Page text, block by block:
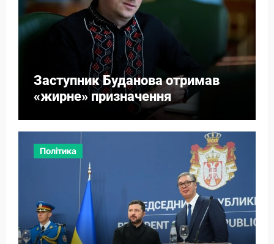
Заступник Буданова отримав
«жирне» призначення
Політика